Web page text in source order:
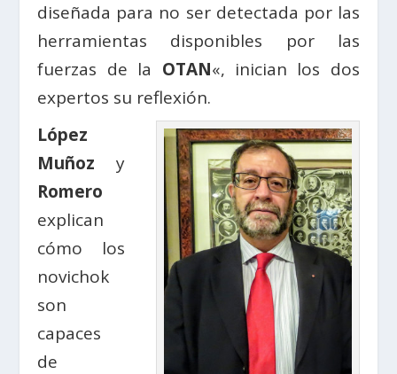
diseñada para no ser detectada por las
herramientas disponibles por las
fuerzas de la OTAN«, inician los dos
expertos su reflexión.
López
Muñoz y
Romero
explican
cómo los
novichok
son
capaces
de